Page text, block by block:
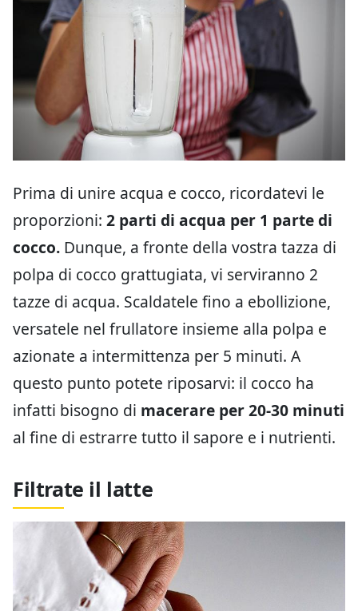
Prima di unire acqua e cocco, ricordatevi le
proporzioni: 2 parti di acqua per 1 parte di
cocco. Dunque, a fronte della vostra tazza di
polpa di cocco grattugiata, vi serviranno 2
tazze di acqua. Scaldatele fino a ebollizione,
versatele nel frullatore insieme alla polpa e
azionate a intermittenza per 5 minuti. A
questo punto potete riposarvi: il cocco ha
infatti bisogno di macerare per 20-30 minuti
al fine di estrarre tutto il sapore e i nutrienti.
Filtrate il latte